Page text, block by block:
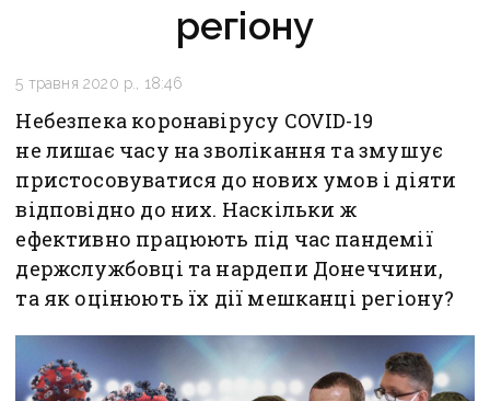
регіону
5 травня 2020 р., 18:46
Небезпека коронавірусу COVID-19
не лишає часу на зволікання та змушує
пристосовуватися до нових умов і діяти
відповідно до них. Наскільки ж
ефективно працюють під час пандемії
держслужбовці та нардепи Донеччини,
та як оцінюють їх дії мешканці регіону?